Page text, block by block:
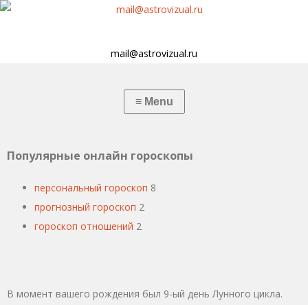
mail@astrovizual.ru
Популярные онлайн гороскопы
персональный гороскоп 8
прогнозный гороскоп 2
гороскоп отношений 2
В момент вашего рождения был 9-ый день Лунного цикла.